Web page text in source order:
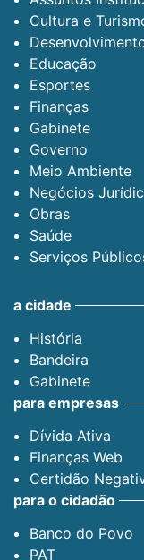
Cultura e
Educação
Esportes
Finanças
Gabinete
Governo
Meio Ambiente
Negócios
Obras
Saúde
Serviços
a cidade
História
Bandeira
Gabinete
para empresas
Dívida Ativa
Finanças Web
Certidão
para o cidadão
Banco do Povo
PAT